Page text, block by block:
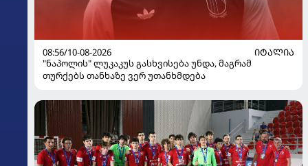
08:56/10-08-2026
ᲘᲢᲐᲚᲘᲐ
"ნაპოლის" ლუკაკუს გასხვისება უნდა, მაგრამ
თურქებს თანხაზე ვერ უთანხმდება